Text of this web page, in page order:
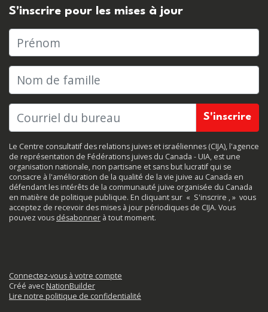
S'inscrire pour les mises à jour
Prénom
Nom de famille
Le Centre consultatif des relations juives et israéliennes (CIJA), l'agence
de représentation de Fédérations juives du Canada - UIA, est une
organisation nationale, non partisane et sans but lucratif qui se
consacre à l'amélioration de la qualité de la vie juive au Canada en
défendant les intérêts de la communauté juive organisée du Canada
en matière de politique publique. En cliquant sur « S'inscrire , » vous
acceptez de recevoir des mises à jour périodiques de CIJA. Vous
pouvez vous désabonner à tout moment.
Connectez-vous à votre compte
Créé avec NationBuilder
Lire notre politique de confidentialité